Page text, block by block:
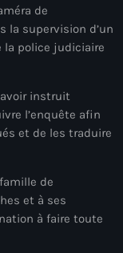
de
la supervision d’un
la police judiciaire
avoir instruit
l’enquête afin
et de les traduire
de
et à ses
à faire toute